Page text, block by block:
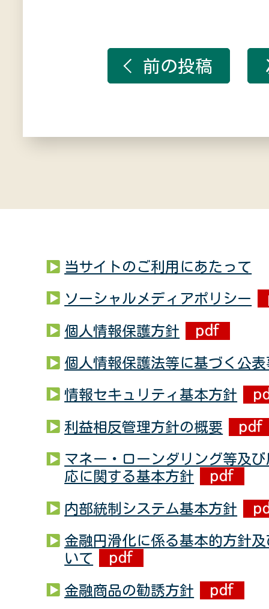
前の投稿
当サイトのご利用にあたって
ソーシャルメディアポリシー
個人情報保護方針
個人情報保護法等に基づく公
情報セキュリティ基本方針
利益相反管理方針の概要
マネー・ローンダリング等及
応に関する基本方針
内部統制システム基本方針
金融円滑化に係る基本的方針
いて
金融商品の勧誘方針